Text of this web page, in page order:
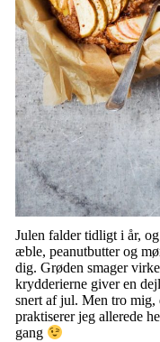
Julen falder tidligt i år,
æble, peanutbutter og
dig. Grøden smager
krydderierne giver en
snert af jul. Men tro mig,
praktiserer jeg allerede
gang